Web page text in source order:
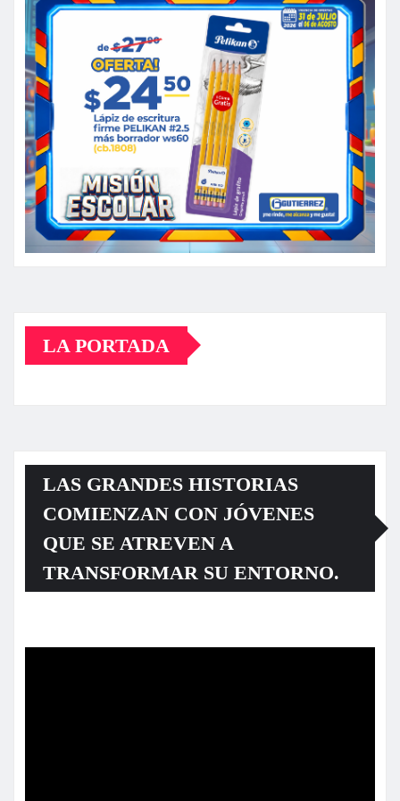
LA PORTADA
LAS GRANDES HISTORIAS
COMIENZAN CON JÓVENES
QUE SE ATREVEN A
TRANSFORMAR SU ENTORNO.